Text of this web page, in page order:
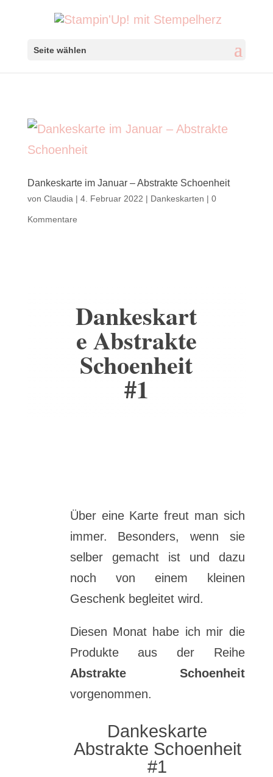
Seite wählen
Dankeskarte im Januar – Abstrakte Schoenheit
von Claudia | 4. Februar 2022 | Dankeskarten | 0
Kommentare
Dankeskart
e Abstrakte
Schoenheit
#1
Über eine Karte freut man sich
immer. Besonders, wenn sie
selber gemacht ist und dazu
noch von einem kleinen
Geschenk begleitet wird.
Diesen Monat habe ich mir die
Produkte aus der Reihe
Abstrakte Schoenheit
vorgenommen.
Dankeskarte
Abstrakte Schoenheit
#1